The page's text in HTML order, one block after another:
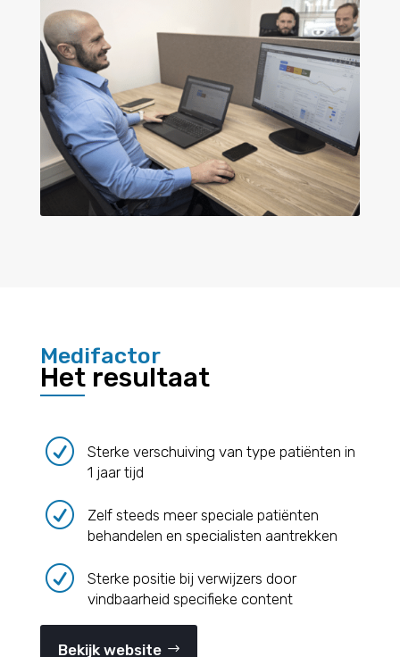
Medifactor
Het resultaat
R
Sterke verschuiving van type patiënten in
1 jaar tijd
R
Zelf steeds meer speciale patiënten
behandelen en specialisten aantrekken
R
Sterke positie bij verwijzers door
vindbaarheid specifieke content
Bekijk website